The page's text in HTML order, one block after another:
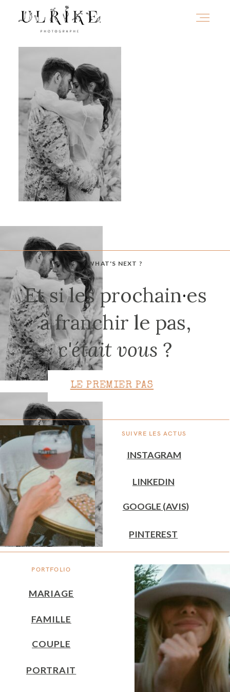
WHAT'S NEXT ?
PORTFOLIO
SUIVRE LES ACTUS
Et si les prochain·es
à franchir le pas,
c'était vous ?
MARIAGE
INSTAGRAM
GOOGLE (AVIS)
FAMILLE
PINTEREST
COUPLE
LINKEDIN
PORTRAIT
LE PREMIER PAS
A PROPOS
PORTFOLIO
INFOS
JOURNAL
CONTACT